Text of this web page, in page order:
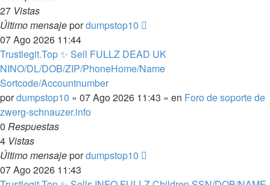
27 Vistas
Último mensajepordumpstop10
07 Ago 2026 11:44
Trustlegit.Top ✨ Sell FULLZ DEAD UK
NINO/DL/DOB/ZIP/PhoneHome/Name
Sortcode/Accountnumber
pordumpstop10 » 07 Ago 2026 11:43 » en Foro de soporte de
zwerg-schnauzer.info
0 Respuestas
4 Vistas
Último mensajepordumpstop10
07 Ago 2026 11:43